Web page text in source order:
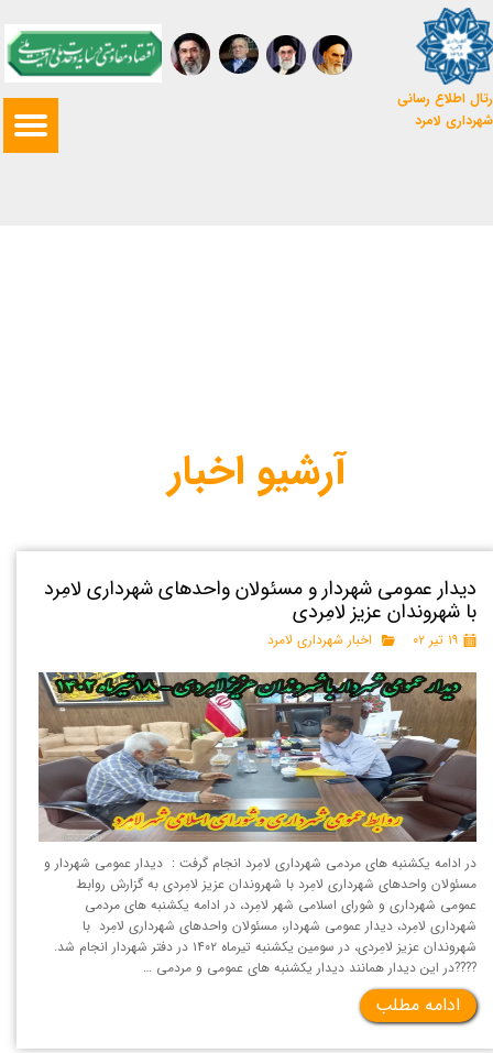
اطلاع رسانی
شهرداری لامرد
آرشیو اخبار
دیدار عمومی شهردار و مسئولان واحدهای شهرداری لامِرد
با شهروندان عزیز لامِردی
۱۹ تیر ۰۲ اخبار شهرداری لامرد
در ادامه یکشنبه های مردمی شهرداری لامِرد انجام گرفت : دیدار عمومی شهردار و
مسئولان واحدهای شهرداری لامِرد با شهروندان عزیز لامِردی به گزارش روابط
عمومی شهرداری و شورای اسلامی شهر لامِرد، در ادامه یکشنبه های مردمی
شهرداری لامِرد، دیدار عمومی شهردار، مسئولان واحدهای شهرداری لامِرد با
شهروندان عزیز لامِردی، در سومین یکشنبه تیرماه ۱۴۰۲ در دفتر شهردار انجام شد.
????در این دیدار همانند دیدار یکشنبه های عمومی و مردمی …
ادامه مطلب